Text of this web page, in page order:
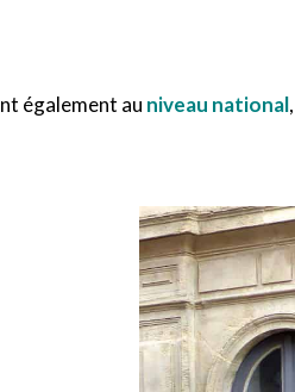
également au niveau national